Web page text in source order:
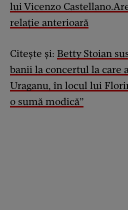
lui Vicenzo
relație anterioară
Citește și: Betty Stoian
banii la concertul la care
Uraganu, în locul lui
o sumă modică”